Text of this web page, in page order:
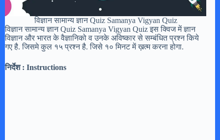
विज्ञान सामान्य ज्ञान Quiz Samanya Vigyan Quiz
विज्ञान सामान्य ज्ञान Quiz Samanya Vigyan Quiz इस क्विज में ज्ञान
विज्ञान और भारत के वैज्ञानिको व उनके अविष्कार से सम्बंधित प्रश्न किये
गए है. जिसमे कुल १५ प्रश्न है. जिसे १० मिनट में ख़त्म करना होगा.
निर्देश : Instructions